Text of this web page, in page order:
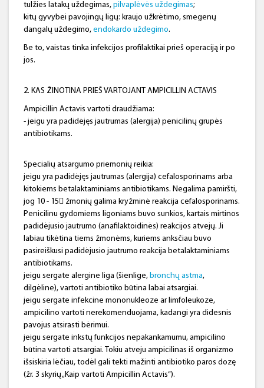
tulžies latakų uždegimas, pilvaplėvės uždegimas;
kitų gyvybei pavojingų ligų: kraujo užkrėtimo, smegenų
dangalų uždegimo, endokardo uždegimo.
Be to, vaistas tinka infekcijos profilaktikai prieš operaciją ir po
jos.
2. KAS ŽINOTINA PRIEŠ VARTOJANT AMPICILLIN ACTAVIS
Ampicillin Actavis vartoti draudžiama:
- jeigu yra padidėjęs jautrumas (alergija) penicilinų grupės
antibiotikams.
Specialių atsargumo priemonių reikia:
jeigu yra padidėjęs jautrumas (alergija) cefalosporinams arba
kitokiems betalaktaminiams antibiotikams. Negalima pamiršti,
jog 10 - 15 žmonių galima kryžminė reakcija cefalosporinams.
Penicilinu gydomiems ligoniams buvo sunkios, kartais mirtinos
padidėjusio jautrumo (anafilaktoidinės) reakcijos atvejų. Ji
labiau tikėtina tiems žmonėms, kuriems anksčiau buvo
pasireiškusi padidėjusio jautrumo reakcija betalaktaminiams
antibiotikams.
jeigu sergate alergine liga (šienlige, bronchų astma,
dilgėline), vartoti antibiotiko būtina labai atsargiai.
jeigu sergate infekcine mononukleoze ar limfoleukoze,
ampicilino vartoti nerekomenduojama, kadangi yra didesnis
pavojus atsirasti bėrimui.
jeigu sergate inkstų funkcijos nepakankamumu, ampicilino
būtina vartoti atsargiai. Tokiu atveju ampicilinas iš organizmo
išsiskiria lėčiau, todėl gali tekti mažinti antibiotiko paros dozę
(žr. 3 skyrių „Kaip vartoti Ampicillin Actavis“).